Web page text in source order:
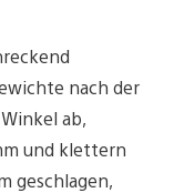
nach der
ab,
und klettern
geschlagen,